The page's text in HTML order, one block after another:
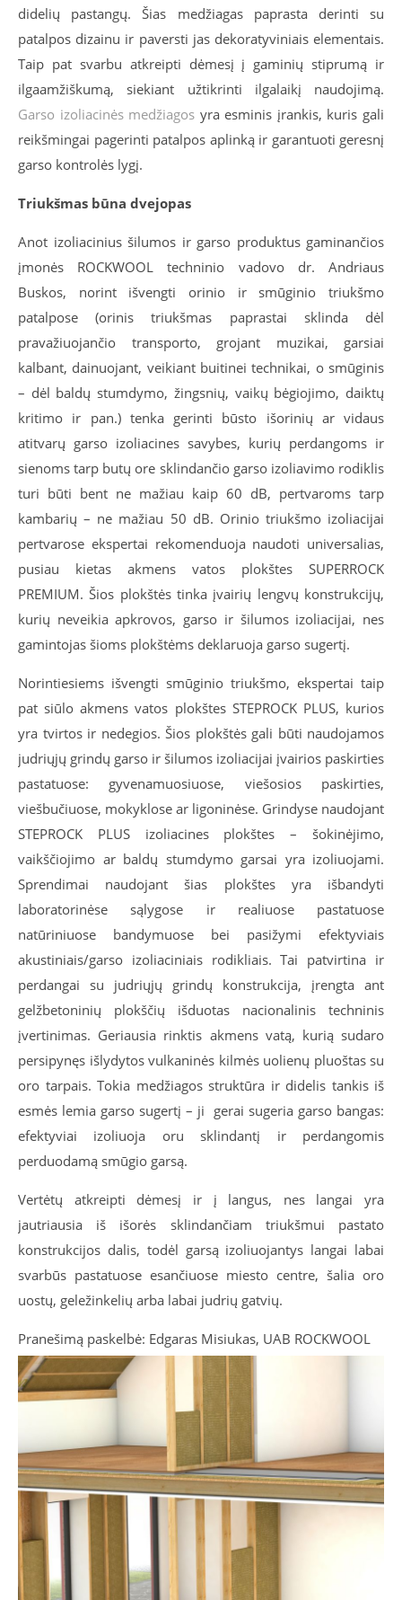
didelių pastangų. Šias medžiagas paprasta derinti su
patalpos dizainu ir paversti jas dekoratyviniais elementais.
Taip pat svarbu atkreipti dėmesį į gaminių stiprumą ir
ilgaamžiškumą, siekiant užtikrinti ilgalaikį naudojimą.
Garso izoliacinės medžiagos yra esminis įrankis, kuris gali
reikšmingai pagerinti patalpos aplinką ir garantuoti geresnį
garso kontrolės lygį.
Triukšmas būna dvejopas
Anot izoliacinius šilumos ir garso produktus gaminančios
įmonės ROCKWOOL techninio vadovo dr. Andriaus
Buskos, norint išvengti orinio ir smūginio triukšmo
patalpose (orinis triukšmas paprastai sklinda dėl
pravažiuojančio transporto, grojant muzikai, garsiai
kalbant, dainuojant, veikiant buitinei technikai, o smūginis
– dėl baldų stumdymo, žingsnių, vaikų bėgiojimo, daiktų
kritimo ir pan.) tenka gerinti būsto išorinių ar vidaus
atitvarų garso izoliacines savybes, kurių perdangoms ir
sienoms tarp butų ore sklindančio garso izoliavimo rodiklis
turi būti bent ne mažiau kaip 60 dB, pertvaroms tarp
kambarių – ne mažiau 50 dB. Orinio triukšmo izoliacijai
pertvarose ekspertai rekomenduoja naudoti universalias,
pusiau kietas akmens vatos plokštes SUPERROCK
PREMIUM. Šios plokštės tinka įvairių lengvų konstrukcijų,
kurių neveikia apkrovos, garso ir šilumos izoliacijai, nes
gamintojas šioms plokštėms deklaruoja garso sugertį.
Norintiesiems išvengti smūginio triukšmo, ekspertai taip
pat siūlo akmens vatos plokštes STEPROCK PLUS, kurios
yra tvirtos ir nedegios. Šios plokštės gali būti naudojamos
judriųjų grindų garso ir šilumos izoliacijai įvairios paskirties
pastatuose: gyvenamuosiuose, viešosios paskirties,
viešbučiuose, mokyklose ar ligoninėse. Grindyse naudojant
STEPROCK PLUS izoliacines plokštes – šokinėjimo,
vaikščiojimo ar baldų stumdymo garsai yra izoliuojami.
Sprendimai naudojant šias plokštes yra išbandyti
laboratorinėse sąlygose ir realiuose pastatuose
natūriniuose bandymuose bei pasižymi efektyviais
akustiniais/garso izoliaciniais rodikliais. Tai patvirtina ir
perdangai su judriųjų grindų konstrukcija, įrengta ant
gelžbetoninių plokščių išduotas nacionalinis techninis
įvertinimas. Geriausia rinktis akmens vatą, kurią sudaro
persipynęs išlydytos vulkaninės kilmės uolienų pluoštas su
oro tarpais. Tokia medžiagos struktūra ir didelis tankis iš
esmės lemia garso sugertį – ji gerai sugeria garso bangas:
efektyviai izoliuoja oru sklindantį ir perdangomis
perduodamą smūgio garsą.
Vertėtų atkreipti dėmesį ir į langus, nes langai yra
jautriausia iš išorės sklindančiam triukšmui pastato
konstrukcijos dalis, todėl garsą izoliuojantys langai labai
svarbūs pastatuose esančiuose miesto centre, šalia oro
uostų, geležinkelių arba labai judrių gatvių.
Pranešimą paskelbė: Edgaras Misiukas, UAB ROCKWOOL